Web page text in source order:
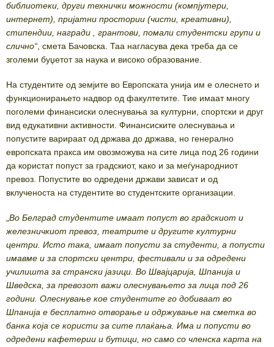
библиотеки, други технички можности (компјутери,
интернет), пријатни простории (чисти, креативни),
стипендии, награди , грантови, помали студентски групи и
слично“ , смета Бачовска. Таа нагласува дека треба да се
зголеми буџетот за наука и високо образование.
На студентите од земјите во Европската унија им е олеснето и
функционирањето надвор од факултетите. Тие имаат многу
поголеми финансиски олеснувања за културни, спортски и друг
вид едукативни активности. Финансиските олеснувања и
попустите варираат од држава до држава, но генерално
европската пракса им овозможува на сите лица под 26 години
да користат попуст за градскиот, како и за меѓународниот
превоз. Попустите во одредени држави зависат и од
вклученоста на студентите во студентските организации.
Во Белград студентите имаат попуст во градскиот и
железничкиот превоз, театрите и другите културни
центри. Исто така, имаат попусти за студенти, а попусти
имавме и за спортски центри, фестивали и за одредени
училишта за странски јазици. Во Швајцарија, Шпанија и
Шведска, за превозот важи олеснувањето за лица под 26
години. Олеснување кое студентите го добиваат во
Шпанија е бесплатно отворање и одржување на сметка во
банка која се користи за сите плаќања. Има и попусти во
одредени кафетерии и бутици, но само со членска карта на